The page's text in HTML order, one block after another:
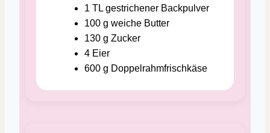
1 TL gestrichener Backpulver
100 g weiche Butter
130 g Zucker
4 Eier
600 g Doppelrahmfrischkäse